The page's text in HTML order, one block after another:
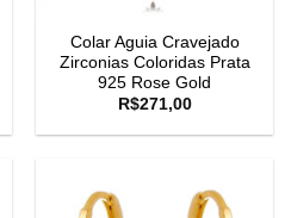
Colar Aguia Cravejado
Zirconias Coloridas Prata
925 Rose Gold
R$271,00